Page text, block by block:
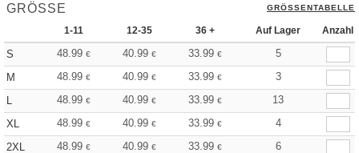
GRÖSSE GRÖSSENTABELLE
1-11 12-35 36 + Auf Lager Anzahl
S 48.99 € 40.99 € 33.99 €
5
M
48.99 € 40.99 € 33.99 €
3
L
48.99 € 40.99 € 33.99 €
13
XL
48.99 € 40.99 € 33.99 €
4
2XL
48.99 € 40.99 € 33.99 €
6